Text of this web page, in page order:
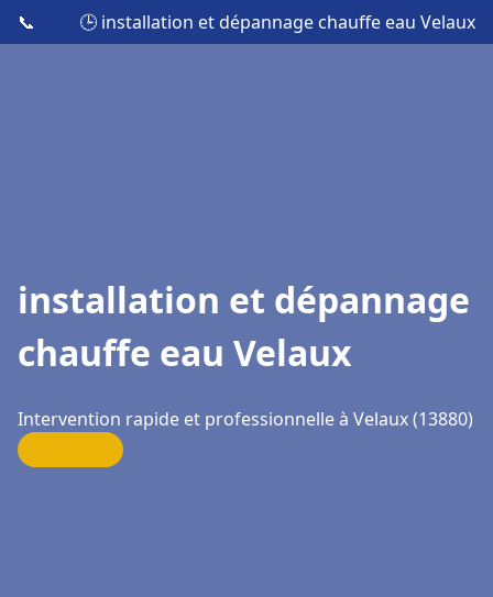
📞 🕒 installation et dépannage chauffe eau Velaux
installation et dépannage
chauffe eau Velaux
Intervention rapide et professionnelle à Velaux (13880)